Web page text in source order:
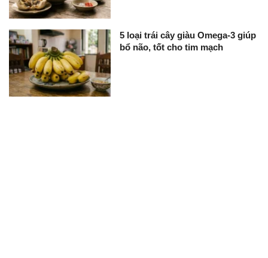
5 loại trái cây giàu Omega-3 giúp
bổ não, tốt cho tim mạch